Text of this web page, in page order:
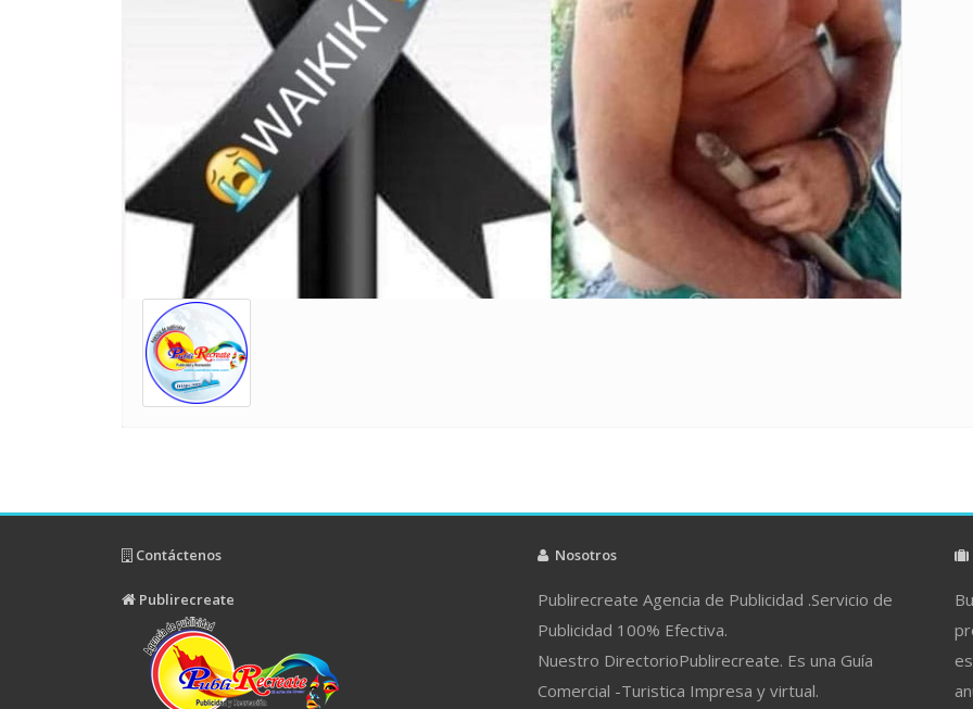
Contáctenos
Publirecreate
Nosotros
Publirecreate Agencia de Publicidad .Servicio de
Publicidad 100% Efectiva.
Nuestro DirectorioPublirecreate. Es una Guía
Comercial -Turistica Impresa y virtual.